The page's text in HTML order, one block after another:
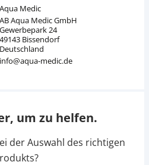
Aqua Medic
AB Aqua Medic GmbH
Gewerbepark 24
49143 Bissendorf
Deutschland
info@aqua-medic.de
um zu helfen.
der Auswahl des richtigen